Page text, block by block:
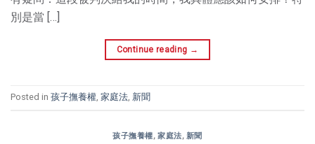
別是當 […]
Continue reading →
Posted in 孩子撫養權 家庭法 新聞
孩子撫養權, 家庭法, 新聞